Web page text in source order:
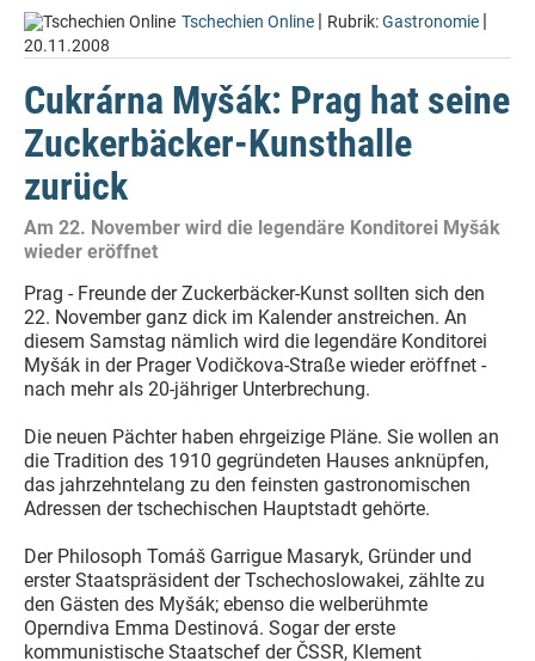
Tschechien Online | Rubrik:Gastronomie |
20.11.2008
Cukrárna Myšák: Prag hat seine
Zuckerbäcker-Kunsthalle
zurück
Am 22. November wird die legendäre Konditorei Myšák
wieder eröffnet
Prag - Freunde der Zuckerbäcker-Kunst sollten sich den
22. November ganz dick im Kalender anstreichen. An
diesem Samstag nämlich wird die legendäre Konditorei
Myšák in der Prager Vodičkova-Straße wieder eröffnet -
nach mehr als 20-jähriger Unterbrechung.
Die neuen Pächter haben ehrgeizige Pläne. Sie wollen an
die Tradition des 1910 gegründeten Hauses anknüpfen,
das jahrzehntelang zu den feinsten gastronomischen
Adressen der tschechischen Hauptstadt gehörte.
Der Philosoph Tomáš Garrigue Masaryk, Gründer und
erster Staatspräsident der Tschechoslowakei, zählte zu
den Gästen des Myšák; ebenso die welberühmte
Operndiva Emma Destinová. Sogar der erste
kommunistische Staatschef der ČSSR, Klement